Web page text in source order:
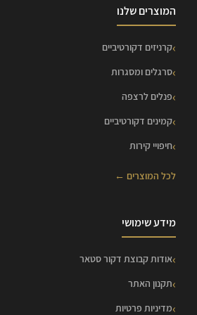
המוצרים שלנו
קרניזים דקורטיביים
סרגלים ומסגרות
פנלים לרצפה
קמינים דקורטיביים
חיפויי קירות
לכל המוצרים ←
מידע שימושי
אודות קבוצת דקור סטאר
תקנון האתר
מדיניות פרטיות